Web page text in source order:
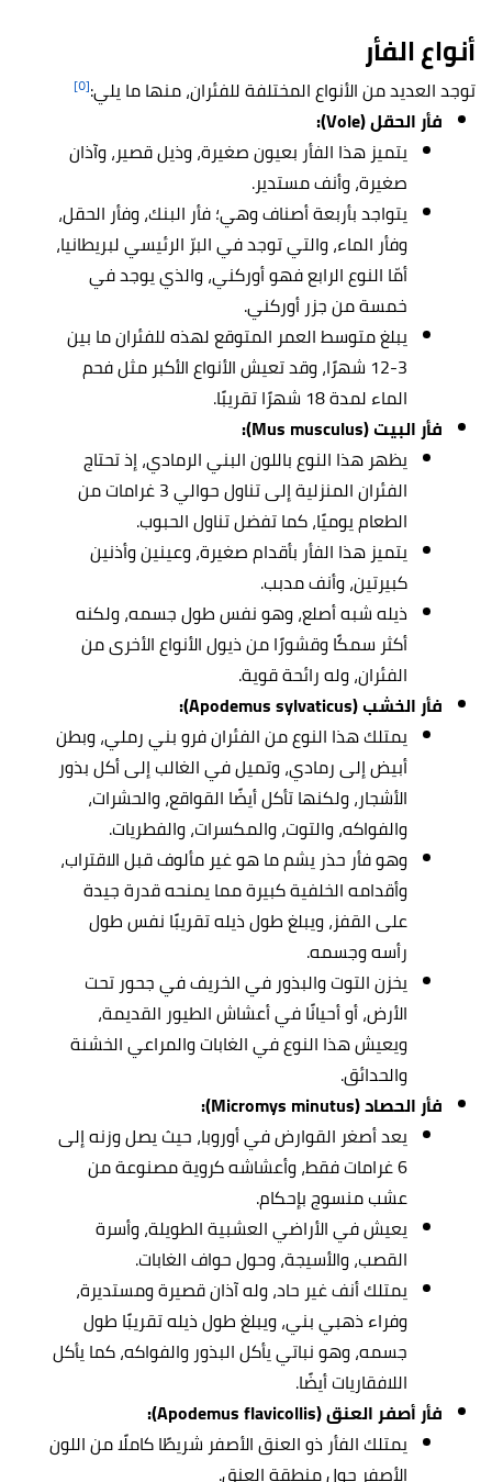
أنواعالفأر
توجد العديد من الأنواع المختلفة للفئران، منها ما يلي:[٥]
فأر الحقل (Vole):
يتميز هذا الفأر بعيون صغيرة، وذيل قصير، وآذان
صغيرة، وأنف مستدير.
يتواجد بأربعة أصناف وهي؛ فأر البنك، وفأر الحقل،
وفأر الماء، والتي توجد في البرّ الرئيسي لبريطانيا،
أمّا النوع الرابع فهو أوركني، والذي يوجد في
خمسة من جزر أوركني.
يبلغ متوسط ​​العمر المتوقع لهذه للفئران ما بين
3-12 شهرًا، وقد تعيش الأنواع الأكبر مثل فحم
الماء لمدة 18 شهرًا تقريبًا.
فأر البيت (Mus musculus):
يظهر هذا النوع باللون البني الرمادي، إذ تحتاج
الفئران المنزلية إلى تناول حوالي 3 غرامات من
الطعام يوميًا، كما تفضل تناول الحبوب.
يتميز هذا الفأر بأقدام صغيرة، وعينين وأذنين
كبيرتين، وأنف مدبب.
ذيله شبه أصلع، وهو نفس طول جسمه، ولكنه
أكثر سمكًا وقشورًا من ذيول الأنواع الأخرى من
الفئران، وله رائحة قوية.
فأر الخشب (Apodemus sylvaticus):
يمتلك هذا النوع من الفئران فرو بني رملي، وبطن
أبيض إلى رمادي، وتميل في الغالب إلى أكل بذور
الأشجار، ولكنها تأكل أيضًا القواقع، والحشرات،
والفواكه، والتوت، والمكسرات، والفطريات.
وهو فأر حذر يشم ما هو غير مألوف قبل الاقتراب،
وأقدامه الخلفية كبيرة مما يمنحه قدرة جيدة
على القفز، ويبلغ طول ذيله تقريبًا نفس طول
رأسه وجسمه.
يخزن التوت والبذور في الخريف في جحور تحت
الأرض، أو أحيانًا في أعشاش الطيور القديمة،
ويعيش هذا النوع في الغابات والمراعي الخشنة
والحدائق.
فأر الحصاد (Micromys minutus):
يعد أصغر القوارض في أوروبا، حيث يصل وزنه إلى
6 غرامات فقط، وأعشاشه كروية مصنوعة من
عشب منسوج بإحكام.
يعيش في الأراضي العشبية الطويلة، وأسرة
القصب، والأسيجة، وحول حواف الغابات.
يمتلك أنف غير حاد، وله آذان قصيرة ومستديرة،
وفراء ذهبي بني، ويبلغ طول ذيله تقريبًا طول
جسمه، وهو نباتي يأكل البذور والفواكه، كما يأكل
اللافقاريات أيضًا.
فأر أصفر العنق (Apodemus flavicollis):
يمتلك الفأر ذو العنق الأصفر شريطًا كاملًا من اللون
الأصفر حول منطقة العنق.